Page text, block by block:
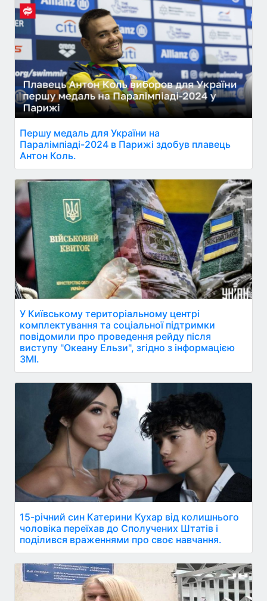
Першу медаль для України на
Паралімпіаді-2024 в Парижі здобув плавець
Антон Коль.
У Київському територіальному центрі
комплектування та соціальної підтримки
повідомили про проведення рейду після
виступу "Океану Ельзи", згідно з інформацією
ЗМІ.
15-річний син Катерини Кухар від колишнього
чоловіка переїхав до Сполучених Штатів і
поділився враженнями про своє навчання.